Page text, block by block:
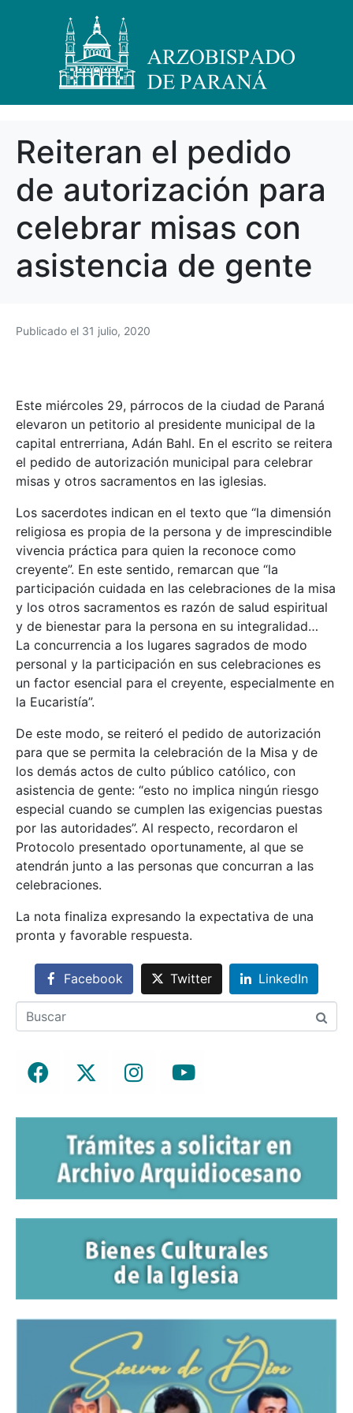
Reiteran el pedido
de autorización para
celebrar misas con
asistencia de gente
Publicado el 31 julio, 2020
Este miércoles 29, párrocos de la ciudad de Paraná
elevaron un petitorio al presidente municipal de la
capital entrerriana, Adán Bahl. En el escrito se reitera
el pedido de autorización municipal para celebrar
misas y otros sacramentos en las iglesias.
Los sacerdotes indican en el texto que “la dimensión
religiosa es propia de la persona y de imprescindible
vivencia práctica para quien la reconoce como
creyente”. En este sentido, remarcan que “la
participación cuidada en las celebraciones de la misa
y los otros sacramentos es razón de salud espiritual
y de bienestar para la persona en su integralidad…
La concurrencia a los lugares sagrados de modo
personal y la participación en sus celebraciones es
un factor esencial para el creyente, especialmente en
la Eucaristía”.
De este modo, se reiteró el pedido de autorización
para que se permita la celebración de la Misa y de
los demás actos de culto público católico, con
asistencia de gente: “esto no implica ningún riesgo
especial cuando se cumplen las exigencias puestas
por las autoridades”. Al respecto, recordaron el
Protocolo presentado oportunamente, al que se
atendrán junto a las personas que concurran a las
celebraciones.
La nota finaliza expresando la expectativa de una
pronta y favorable respuesta.
Facebook Twitter LinkedIn